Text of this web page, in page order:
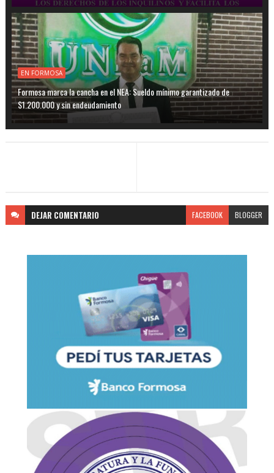
EN FORMOSA
Formosa marca la cancha en el NEA: Sueldo mínimo garantizado de
$1.200.000 y sin endeudamiento
DEJAR COMENTARIO FACEBOOK BLOGGER